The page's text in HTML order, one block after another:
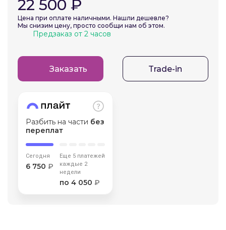
22 500 ₽
Цена при оплате наличными. Нашли дешевле?
Мы снизим цену, просто сообщи нам об этом.
Предзаказ от 2 часов
Заказать Trade-in
Разбить на части без
переплат
Сегодня
6 750 ₽
Еще 5 платежей
каждые 2
недели
по 4 050 ₽
об оплате Плайтом
недели
Остались вопросы?
8 800 302-02-51